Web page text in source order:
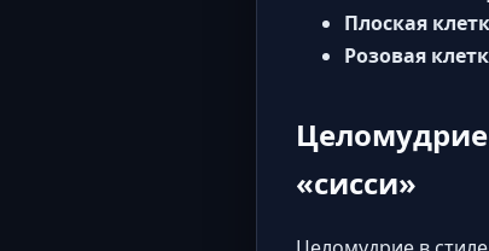
Плоская
Розовая
«сисси»